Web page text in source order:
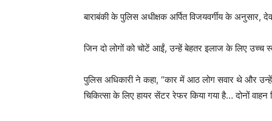
बाराबंकी के पुलिस अधीक्षक अर्पित विजयवर्गीय के
जिन दो लोगों को चोटें आईं, उन्हें बेहतर इलाज के लिए उच्च
पुलिस अधिकारी ने कहा, “कार में आठ लोग सवार थे और
चिकित्सा के लिए हायर सेंटर रेफर किया गया है… दोनों